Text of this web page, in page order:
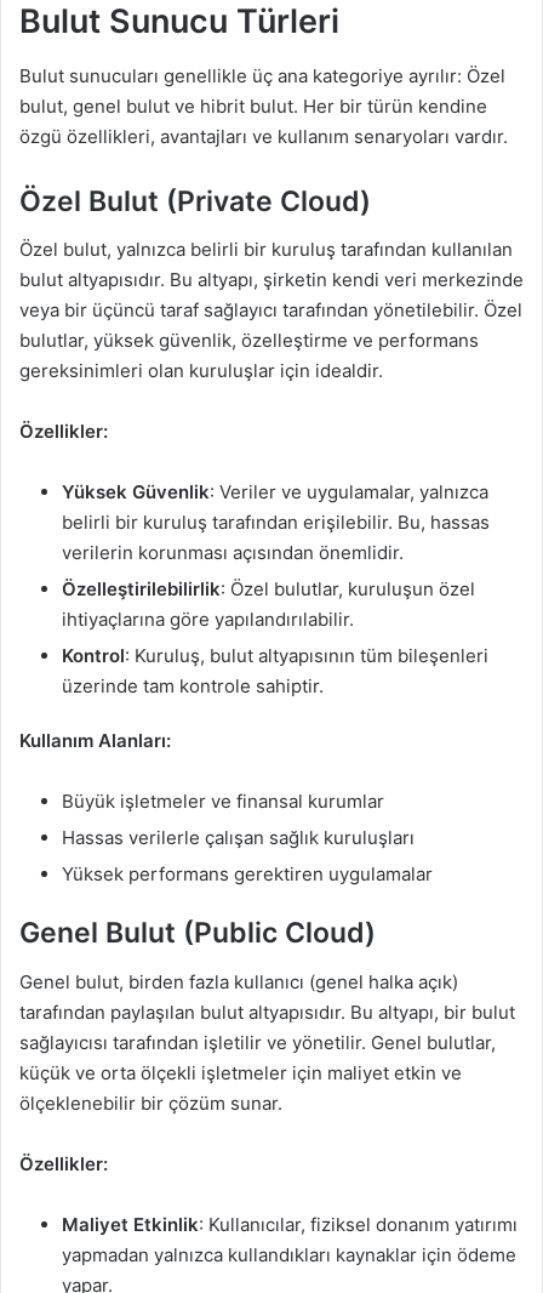
Bulut Sunucu Türleri
Bulut sunucuları genellikle üç ana kategoriye ayrılır: Özel
bulut, genel bulut ve hibrit bulut. Her bir türün kendine
özgü özellikleri, avantajları ve kullanım senaryoları vardır.
Özel Bulut (Private Cloud)
Özel bulut, yalnızca belirli bir kuruluş tarafından kullanılan
bulut altyapısıdır. Bu altyapı, şirketin kendi veri merkezinde
veya bir üçüncü taraf sağlayıcı tarafından yönetilebilir. Özel
bulutlar, yüksek güvenlik, özelleştirme ve performans
gereksinimleri olan kuruluşlar için idealdir.
Özellikler:
Yüksek Güvenlik: Veriler ve uygulamalar, yalnızca
belirli bir kuruluş tarafından erişilebilir. Bu, hassas
verilerin korunması açısından önemlidir.
Özelleştirilebilirlik: Özel bulutlar, kuruluşun özel
ihtiyaçlarına göre yapılandırılabilir.
Kontrol: Kuruluş, bulut altyapısının tüm bileşenleri
üzerinde tam kontrole sahiptir.
Kullanım Alanları:
Büyük işletmeler ve finansal kurumlar
Hassas verilerle çalışan sağlık kuruluşları
Yüksek performans gerektiren uygulamalar
Genel Bulut (Public Cloud)
Genel bulut, birden fazla kullanıcı (genel halka açık)
tarafından paylaşılan bulut altyapısıdır. Bu altyapı, bir bulut
sağlayıcısı tarafından işletilir ve yönetilir. Genel bulutlar,
küçük ve orta ölçekli işletmeler için maliyet etkin ve
ölçeklenebilir bir çözüm sunar.
Özellikler:
Maliyet Etkinlik: Kullanıcılar, fiziksel donanım yatırımı
yapmadan yalnızca kullandıkları kaynaklar için ödeme
yapar.